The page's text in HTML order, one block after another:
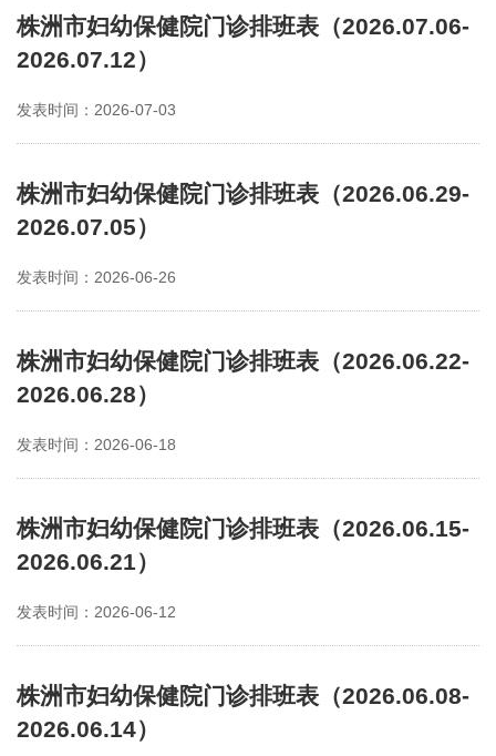
株洲市妇幼保健院门诊排班表（2026.07.06-
2026.07.12）
发表时间：2026-07-03
株洲市妇幼保健院门诊排班表（2026.06.29-
2026.07.05）
发表时间：2026-06-26
株洲市妇幼保健院门诊排班表（2026.06.22-
2026.06.28）
发表时间：2026-06-18
株洲市妇幼保健院门诊排班表（2026.06.15-
2026.06.21）
发表时间：2026-06-12
株洲市妇幼保健院门诊排班表（2026.06.08-
2026.06.14）